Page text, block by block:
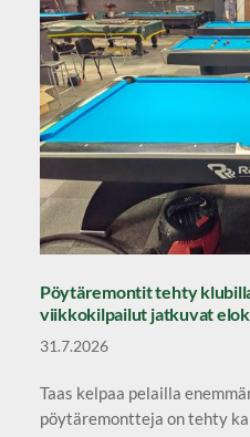
Pöytäremontit tehty
viikkokilpailut jatkuvat
31.7.2026
Taas kelpaa pelailla
pöytäremontteja on tehty